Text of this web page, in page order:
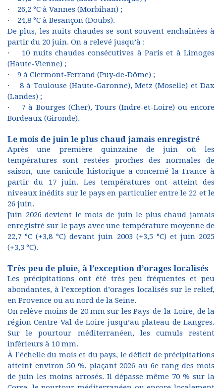
· 26,2 °C à Vannes (Morbihan) ;
· 24,8 °C à Besançon (Doubs).
De plus, les nuits chaudes se sont souvent enchaînées à
partir du 20 juin. On a relevé jusqu’à :
· 10 nuits chaudes consécutives à Paris et à Limoges
(Haute-Vienne) ;
· 9 à Clermont-Ferrand (Puy-de-Dôme) ;
· 8 à Toulouse (Haute-Garonne), Metz (Moselle) et Dax
(Landes) ;
· 7 à Bourges (Cher), Tours (Indre-et-Loire) ou encore
Bordeaux (Gironde).
Le mois de juin le plus chaud jamais enregistré
Après une première quinzaine de juin où les
températures sont restées proches des normales de
saison, une canicule historique a concerné la France à
partir du 17 juin. Les températures ont atteint des
niveaux inédits sur le pays en particulier entre le 22 et le
26 juin.
Juin 2026 devient le mois de juin le plus chaud jamais
enregistré sur le pays avec une température moyenne de
22,7 °C (+3,8 °C) devant juin 2003 (+3,5 °C) et juin 2025
(+3,3 °C).
Très peu de pluie, à l’exception d’orages localisés
Les précipitations ont été très peu fréquentes et peu
abondantes, à l’exception d’orages localisés sur le relief,
en Provence ou au nord de la Seine.
On relève moins de 20 mm sur les Pays-de-la-Loire, de la
région Centre-Val de Loire jusqu’au plateau de Langres.
Sur le pourtour méditerranéen, les cumuls restent
inférieurs à 10 mm.
À l’échelle du mois et du pays, le déficit de précipitations
atteint environ 50 %, plaçant 2026 au 6e rang des mois
de juin les moins arrosés. Il dépasse même 70 % sur la